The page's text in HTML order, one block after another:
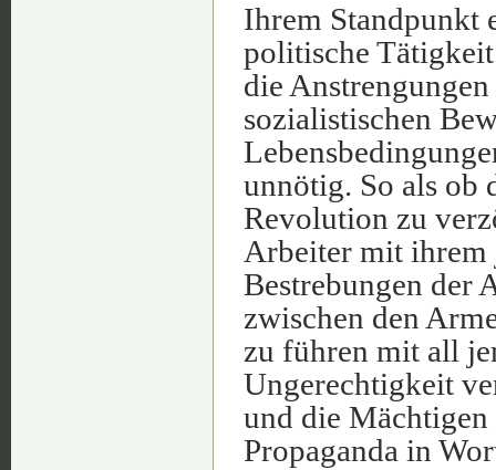
Ihrem Standpunkt
politische
die
sozialistischen
unnötig. So als ob
Revolution zu
Arbeiter mit ihrem
Bestrebungen der
zwischen den
zu führen mit all
Ungerechtigkeit
und die
Propaganda in